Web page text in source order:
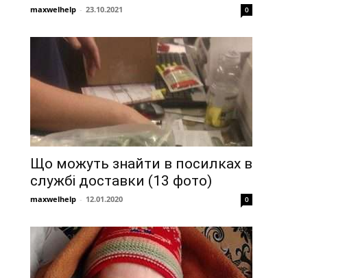
maxwelhelp - 23.10.2021 0
Що можуть знайти в посилках в
службі доставки (13 фото)
maxwelhelp - 12.01.2020 0